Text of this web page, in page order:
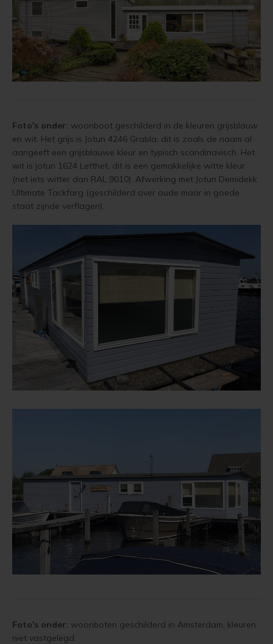
Foto's onder: woonboot geschilderd in de kleuren grijsblauw
en wit. Het grijs is Jotun 4246 Grabla, dit is zoals de naam al
aangeeft een grijsblauwe kleur en typisch scandinavisch. Het
wit is jotun 1624 Letthet, dit is een gemakkelijke witte kleur
(net iets witter dan RAL 9010). Afwerking met Jotun Demidekk
Ultimate Tackfarg (geschilderd over oude maar in goede
staat zijnde verflagen).
Foto's onder: woonboten geschilderd in Amsterdam, kleuren
niet vastgelegd.